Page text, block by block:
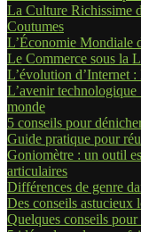
La Culture Richissime
Coutumes
L’Économie Mondiale
Le Commerce sous la
L’évolution d’Internet :
L’avenir
monde
5 conseils pour
Guide pratique pour
Goniomètre : un outil
articulaires
Différences de genre
Des conseils astucieux
Quelques conseils